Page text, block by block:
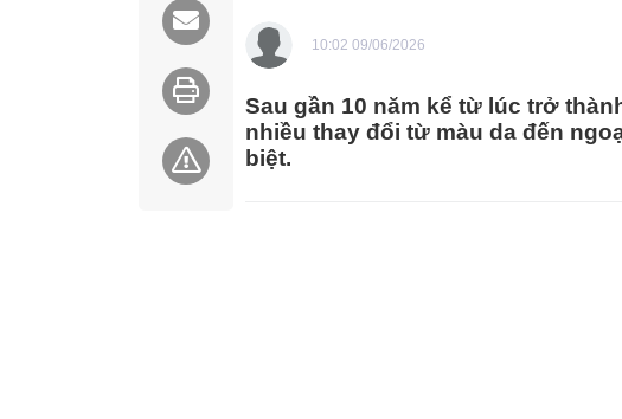
10:02 09/06/2026
Sau gần 10 năm kể từ lúc trở
nhiều thay đổi từ màu da đến
biệt.